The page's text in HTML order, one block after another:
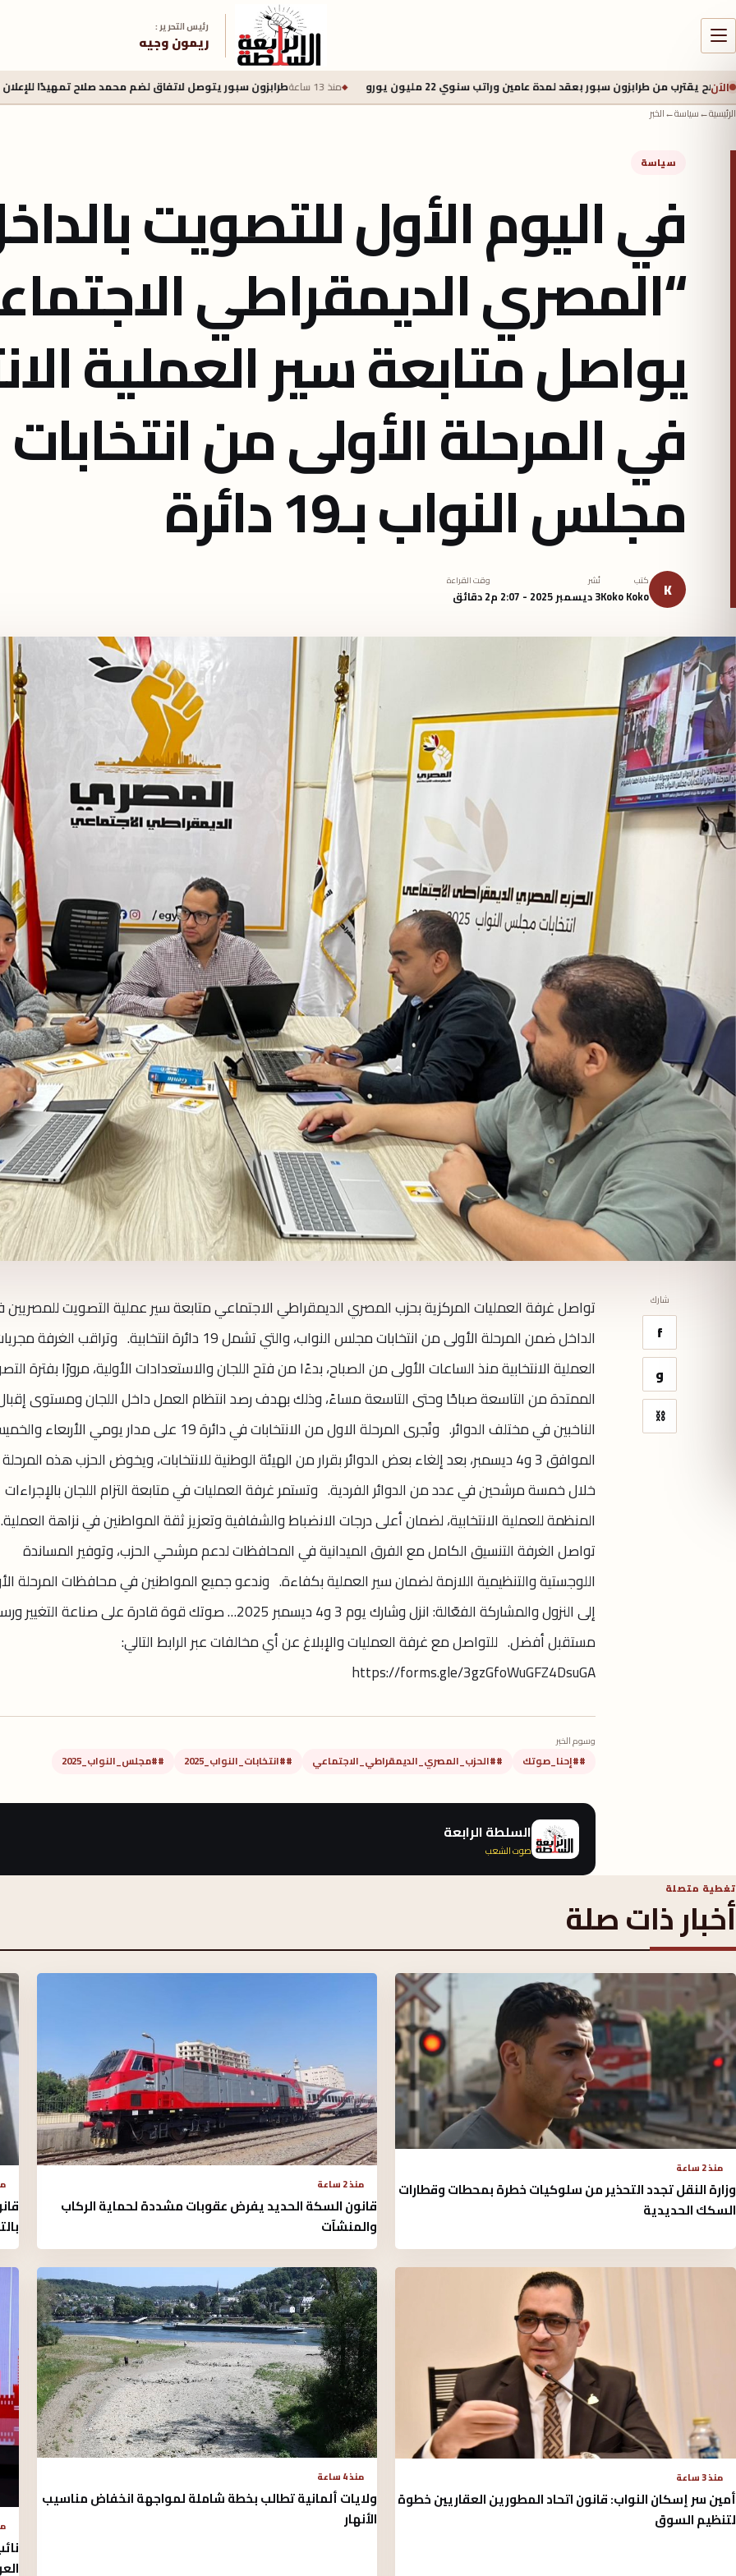
رئيس التحرير :
ريمون وجيه
الآنسبور بعقد لمدة عامين وراتب سنوي 22 مليون يورو منذ 13 ساعة طرابزون سبور يتوصل لاتفاق لضم محمد صلاح تمهيدًا للإعلان الرسمي اليوم
الرئيسية←سياسة←الخبر
سياسة
في اليوم الأول للتصويت
“المصري الديمقراطي
يواصل متابعة سير العملية
في المرحلة الأولى من انتخابات
مجلس النواب بـ19 دائرة
K كتب
Koko Koko
نُشر
3 ديسمبر 2025 - 2:07 م
وقت القراءة
2 دقائق
شارك
f
و
⛓
تواصل غرفة العمليات المركزية بحزب المصري الديمقراطي الاجتماعي متابعة سير عملية التصويت
الداخل ضمن المرحلة الأولى من انتخابات مجلس النواب، والتي تشمل 19 دائرة انتخابية. وتراقب الغرفة
العملية الانتخابية منذ الساعات الأولى من الصباح، بدءًا من فتح اللجان والاستعدادات الأولية، مرورًا بفترة
الممتدة من التاسعة صباحًا وحتى التاسعة مساءً، وذلك بهدف رصد انتظام العمل داخل اللجان ومستوى
الناخبين في مختلف الدوائر. وتُجرى المرحلة الاول من الانتخابات في دائرة 19 على مدار يومي
الموافق 3 و4 ديسمبر، بعد إلغاء بعض الدوائر بقرار من الهيئة الوطنية للانتخابات، ويخوض الحزب هذه
خلال خمسة مرشحين في عدد من الدوائر الفردية. وتستمر غرفة العمليات في متابعة التزام اللجان بالإجراءات
المنظمة للعملية الانتخابية، لضمان أعلى درجات الانضباط والشفافية وتعزيز ثقة المواطنين في نزاهة
تواصل الغرفة التنسيق الكامل مع الفرق الميدانية في المحافظات لدعم مرشحي الحزب، وتوفير المساندة
اللوجستية والتنظيمية اللازمة لضمان سير العملية بكفاءة. وندعو جميع المواطنين في محافظات المرحلة
إلى النزول والمشاركة الفعّالة: انزل وشارك يوم 3 و4 ديسمبر 2025… صوتك قوة قادرة على صناعة
مستقبل أفضل. للتواصل مع غرفة العمليات والإبلاغ عن أي مخالفات عبر الرابط التالي:
https://forms.gle/3gzGfoWuGFZ4DsuGA
وسوم الخبر
##إحنا_صوتك ##الحزب_المصري_الديمقراطي_الاجتماعي ##انتخابات_النواب_2025 ##مجلس_النواب_2025
السلطة الرابعة
صوت الشعب
تغطية متصلة
أخبار ذات صلة
منذ 2 ساعة
وزارة النقل تجدد التحذير من سلوكيات خطرة بمحطات وقطارات
السكك الحديدية
منذ 2 ساعة
قانون السكة الحديد يفرض عقوبات مشددة لحماية الركاب
والمنشآت
منذ 3 ساعة
أمين سر إسكان النواب: قانون اتحاد المطورين العقاريين خطوة
لتنظيم السوق
منذ 4 ساعة
ولايات ألمانية تطالب بخطة شاملة لمواجهة انخفاض مناسيب
الأنهار